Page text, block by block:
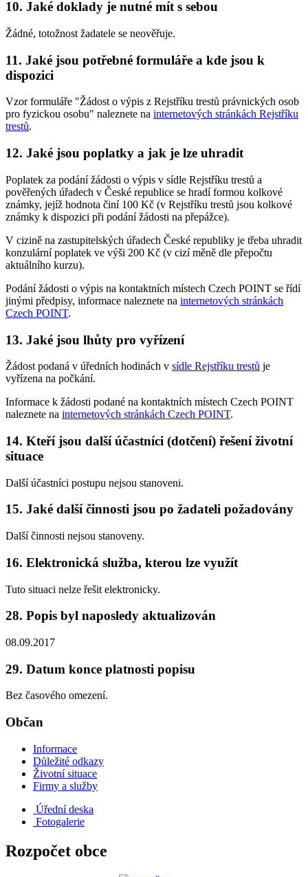
10. Jaké doklady je nutné mít s sebou
Žádné, totožnost žadatele se neověřuje.
11. Jaké jsou potřebné formuláře a kde jsou k
dispozici
Vzor formuláře "Žádost o výpis z Rejstříku trestů právnických osob
pro fyzickou osobu" naleznete na internetových stránkách Rejstříku
trestů.
12. Jaké jsou poplatky a jak je lze uhradit
Poplatek za podání žádosti o výpis v sídle Rejstříku trestů a
pověřených úřadech v České republice se hradí formou kolkové
známky, jejíž hodnota činí 100 Kč (v Rejstříku trestů jsou kolkové
známky k dispozici při podání žádosti na přepážce).
V cizině na zastupitelských úřadech České republiky je třeba uhradit
konzulární poplatek ve výši 200 Kč (v cizí měně dle přepočtu
aktuálního kurzu).
Podání žádosti o výpis na kontaktních místech Czech POINT se řídí
jinými předpisy, informace naleznete na internetových stránkách
Czech POINT.
13. Jaké jsou lhůty pro vyřízení
Žádost podaná v úředních hodinách v sídle Rejstříku trestů je
vyřízena na počkání.
Informace k žádosti podané na kontaktních místech Czech POINT
naleznete na internetových stránkách Czech POINT.
14. Kteří jsou další účastníci (dotčení) řešení životní
situace
Další účastníci postupu nejsou stanoveni.
15. Jaké další činnosti jsou po žadateli požadovány
Další činnosti nejsou stanoveny.
16. Elektronická služba, kterou lze využít
Tuto situaci nelze řešit elektronicky.
28. Popis byl naposledy aktualizován
08.09.2017
29. Datum konce platnosti popisu
Bez časového omezení.
Občan
Informace
Důležité odkazy
Životní situace
Firmy a služby
Úřední deska
Fotogalerie
Rozpočet obce